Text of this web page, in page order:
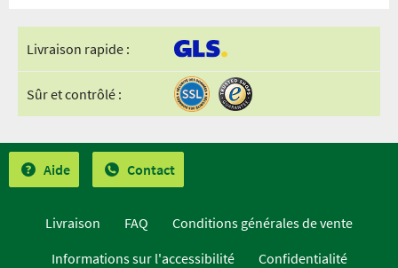
Livraison rapide :
Sûr et contrôlé :
Aide Contact
Livraison FAQ
Conditions générales de vente
Informations sur l'accessibilité
Confidentialité